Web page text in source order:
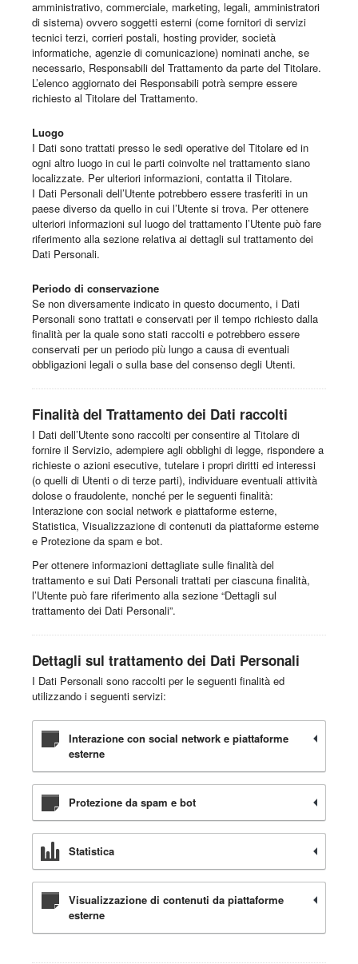
amministrativo, commerciale, marketing, legali, amministratori
di sistema) ovvero soggetti esterni (come fornitori di servizi
tecnici terzi, corrieri postali, hosting provider, società
informatiche, agenzie di comunicazione) nominati anche, se
necessario, Responsabili del Trattamento da parte del Titolare.
L’elenco aggiornato dei Responsabili potrà sempre essere
richiesto al Titolare del Trattamento.
Luogo
I Dati sono trattati presso le sedi operative del Titolare ed in
ogni altro luogo in cui le parti coinvolte nel trattamento siano
localizzate. Per ulteriori informazioni, contatta il Titolare.
I Dati Personali dell’Utente potrebbero essere trasferiti in un
paese diverso da quello in cui l’Utente si trova. Per ottenere
ulteriori informazioni sul luogo del trattamento l’Utente può fare
riferimento alla sezione relativa ai dettagli sul trattamento dei
Dati Personali.
Periodo di conservazione
Se non diversamente indicato in questo documento, i Dati
Personali sono trattati e conservati per il tempo richiesto dalla
finalità per la quale sono stati raccolti e potrebbero essere
conservati per un periodo più lungo a causa di eventuali
obbligazioni legali o sulla base del consenso degli Utenti.
Finalità del Trattamento dei Dati raccolti
I Dati dell’Utente sono raccolti per consentire al Titolare di
fornire il Servizio, adempiere agli obblighi di legge, rispondere a
richieste o azioni esecutive, tutelare i propri diritti ed interessi
(o quelli di Utenti o di terze parti), individuare eventuali attività
dolose o fraudolente, nonché per le seguenti finalità:
Interazione con social network e piattaforme esterne,
Statistica, Visualizzazione di contenuti da piattaforme esterne
e Protezione da spam e bot.
Per ottenere informazioni dettagliate sulle finalità del
trattamento e sui Dati Personali trattati per ciascuna finalità,
l’Utente può fare riferimento alla sezione “Dettagli sul
trattamento dei Dati Personali”.
Dettagli sul trattamento dei Dati Personali
I Dati Personali sono raccolti per le seguenti finalità ed
utilizzando i seguenti servizi:
Interazione con social network e piattaforme
esterne
Protezione da spam e bot
Statistica
Visualizzazione di contenuti da piattaforme
esterne